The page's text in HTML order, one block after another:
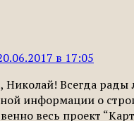
в 17:05
Николай! Всегда рады
информации о
весь проект